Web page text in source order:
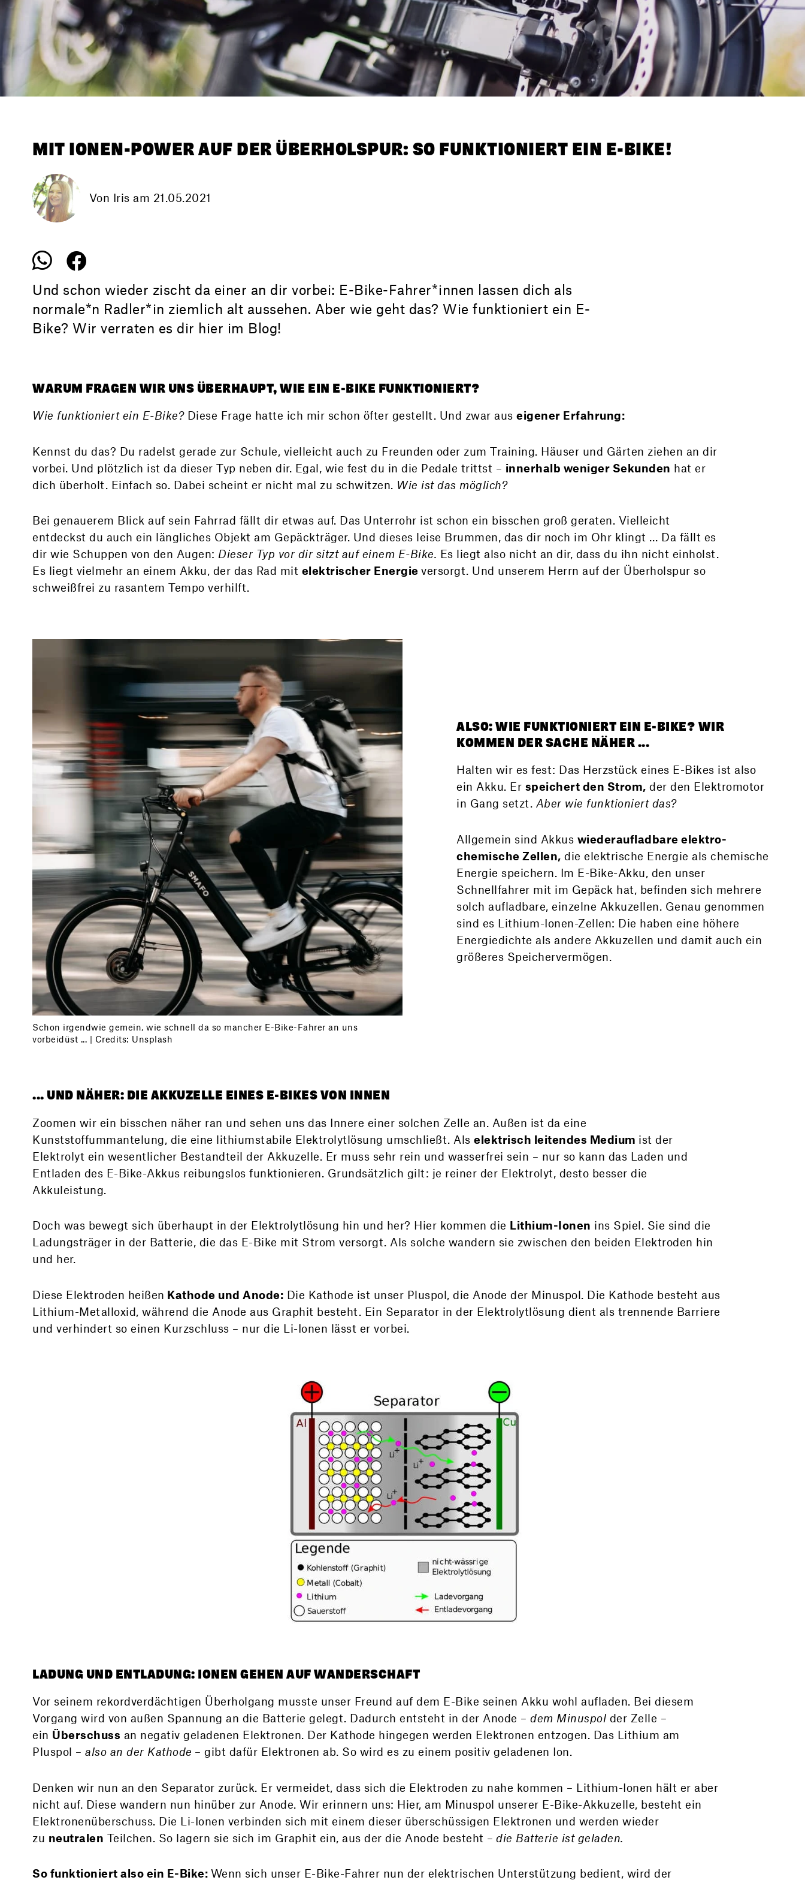
MIT IONEN-POWER AUF DER ÜBERHOLSPUR: SO FUNKTIONIERT EIN E-BIKE!
Von Irisam 21.05.2021
Und schon wieder zischt da einer an dir vorbei: E-Bike-Fahrer*innen lassen dich als
normale*n Radler*in ziemlich alt aussehen. Aber wie geht das? Wie funktioniert ein E-
Bike? Wir verraten es dir hier im Blog!
WARUM FRAGEN WIR UNS ÜBERHAUPT, WIE EIN E-BIKE FUNKTIONIERT?
Wie funktioniert ein E-Bike?Diese Frage hatte ich mir schon öfter gestellt. Und zwar auseigener Erfahrung:
Kennst du das? Du radelst gerade zur Schule, vielleicht auch zu Freunden oder zum Training. Häuser und Gärten ziehen an dir
vorbei. Und plötzlich ist da dieser Typ neben dir. Egal, wie fest du in die Pedale trittst – innerhalb weniger Sekunden hat er
dich überholt. Einfach so. Dabei scheint er nicht mal zu schwitzen. Wie ist das möglich?
Bei genauerem Blick auf sein Fahrrad fällt dir etwas auf. Das Unterrohr ist schon ein bisschen groß geraten. Vielleicht
entdeckst du auch ein längliches Objekt am Gepäckträger. Und dieses leise Brummen, das dir noch im Ohr klingt … Da fällt es
dir wie Schuppen von den Augen: Dieser Typ vor dir sitzt auf einem E-Bike. Es liegt also nicht an dir, dass du ihn nicht einholst.
Es liegt vielmehr an einem Akku, der das Rad mit elektrischer Energieversorgt. Und unserem Herrn auf der Überholspur so
schweißfrei zu rasantem Tempo verhilft.
Schon irgendwie gemein, wie schnell da so mancher E-Bike-Fahrer an uns
vorbeidüst ... | Credits: Unsplash
ALSO: WIE FUNKTIONIERT EIN E-BIKE? WIR
KOMMEN DER SACHE NÄHER ...
Halten wir es fest: Das Herzstück eines E-Bikes ist also
ein Akku. Er speichert den Strom, der den Elektromotor
in Gang setzt. Aber wie funktioniert das?
Allgemein sind Akkus wieder­auflad­bare elektro­
chemische Zellen, die elektrische Energie als chemische
Energie speichern. Im E-Bike-Akku, den unser
Schnellfahrer mit im Gepäck hat, befinden sich mehrere
solch aufladbare, einzelne Akkuzellen. Genau genommen
sind es Lithium-Ionen-Zellen: Die haben eine höhere
Energiedichte als andere Akkuzellen und damit auch ein
größeres Speichervermögen.
... UND NÄHER: DIE AKKUZELLE EINES E-BIKES VON INNEN
Zoomen wir ein bisschen näher ran und sehen uns das Innere einer solchen Zelle an. Außen ist da eine
Kunststoffummantelung, die eine lithiumstabile Elektrolytlösung umschließt. Alselektrisch leitendes Medium ist der
Elektrolyt ein wesentlicher Bestandteil der Akkuzelle. Er muss sehr rein und wasserfrei sein – nur so kann das Laden und
Entladen des E-Bike-Akkus reibungslos funktionieren. Grundsätzlich gilt: je reiner der Elektrolyt, desto besser die
Akkuleistung.
Doch was bewegt sich überhaupt in der Elektrolytlösung hin und her? Hier kommen die Lithium-Ionen ins Spiel. Sie sind die
Ladungsträger in der Batterie, die das E-Bike mit Strom versorgt. Als solche wandern sie zwischen den beiden Elektroden hin
und her.
Diese Elektroden heißen Kathode und Anode: Die Kathode ist unser Pluspol, die Anode der Minuspol. Die Kathode besteht aus
Lithium-Metalloxid, während die Anode aus Graphit besteht. Ein Separator in der Elektrolytlösung dient als trennende Barriere
und verhindert so einen Kurzschluss – nur die Li-Ionen lässt er vorbei.
LADUNG UND ENTLADUNG: IONEN GEHEN AUF WANDERSCHAFT
Vor seinem rekordverdächtigen Überholgang musste unser Freund auf dem E-Bike seinen Akku wohl aufladen. Bei diesem
Vorgang wird von außen Spannung an die Batterie gelegt. Dadurch entsteht in der Anode –dem Minuspol der Zelle –
ein Überschuss an negativ geladenen Elektronen. Der Kathode hingegen werden Elektronen entzogen. Das Lithium am
Pluspol –also an der Kathode – gibt dafür Elektronen ab. So wird es zu einem positiv geladenen Ion.
Denken wir nun an den Separator zurück. Er vermeidet, dass sich die Elektroden zu nahe kommen – Lithium-Ionen hält er aber
nicht auf. Diese wandern nun hinüber zur Anode. Wir erinnern uns: Hier, am Minuspol unserer E-Bike-Akkuzelle, besteht ein
Elektronenüberschuss. Die Li-Ionen verbinden sich mit einem dieser überschüssigen Elektronen und werden wieder
zu neutralen Teilchen. So lagern sie sich im Graphit ein, aus der die Anode besteht – die Batterie ist geladen.
So funktioniert also ein E-Bike: Wenn sich unser E-Bike-Fahrer nun der elektrischen Unterstützung bedient, wird der